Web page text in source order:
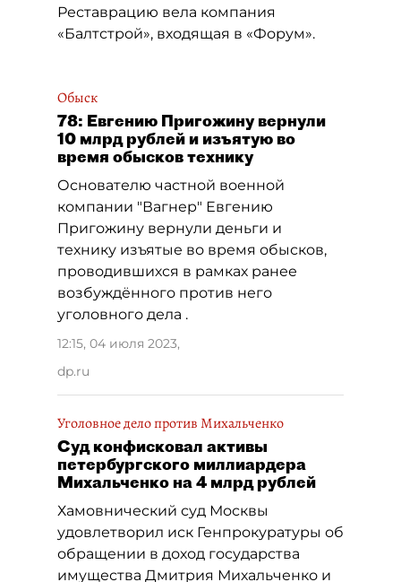
Реставрацию вела компания
«Балтстрой», входящая в «Форум».
Обыск
78: Евгению Пригожину вернули
10 млрд рублей и изъятую во
время обысков технику
Основателю частной военной
компании "Вагнер" Евгению
Пригожину вернули деньги и
технику изъятые во время обысков,
проводившихся в рамках ранее
возбуждённого против него
уголовного дела .
12:15, 04 июля 2023,
dp.ru
Уголовное дело против Михальченко
Суд конфисковал активы
петербургского миллиардера
Михальченко на 4 млрд рублей
Хамовнический суд Москвы
удовлетворил иск Генпрокуратуры об
обращении в доход государства
имущества Дмитрия Михальченко и